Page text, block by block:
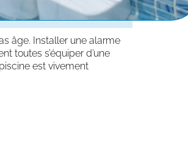
âge. Installer une alarme
toutes s’équiper d’une
est vivement